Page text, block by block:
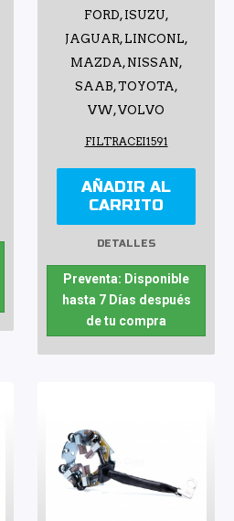
FORD, ISUZU,
JAGUAR, LINCONL,
MAZDA, NISSAN,
SAAB, TOYOTA,
VW, VOLVO
FILTRACEI1591
AÑADIR AL
CARRITO
DETALLES
Preventa: Disponible
hasta 7 Días después
de tu compra